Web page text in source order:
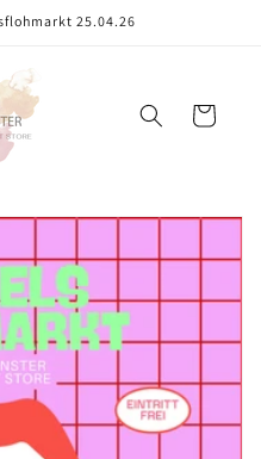
25.04.26
Warenkorb